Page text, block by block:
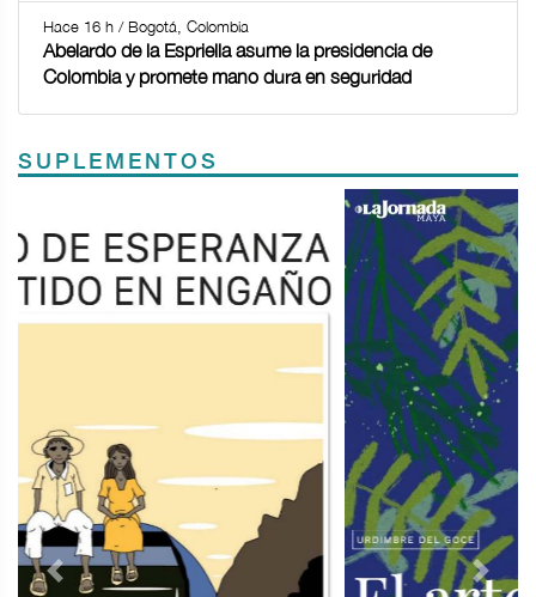
Hace 16 h / Bogotá, Colombia
Abelardo de la Espriella asume la presidencia de
Colombia y promete mano dura en seguridad
SUPLEMENTOS
Previous Next